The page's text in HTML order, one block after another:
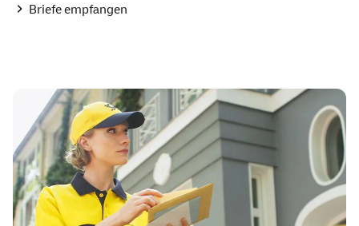
Briefe empfangen